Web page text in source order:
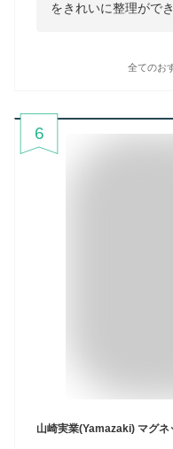
をきれいに整理ができ
全てのお
6